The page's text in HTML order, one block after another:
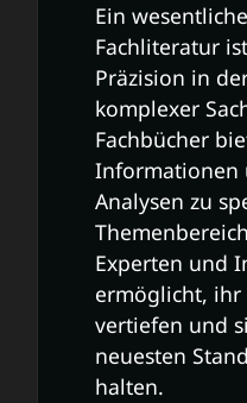
Ein
Fachliteratur
Präzision in
komplexer
Fachbücher
Informationen
Analysen zu
Experten und
ermöglicht, ihr
vertiefen und
neuesten
halten.